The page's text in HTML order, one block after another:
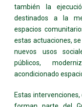
también la
destinados a la
espacios
estas actuaciones,
nuevos usos
públicos,
acondicionado
Estas